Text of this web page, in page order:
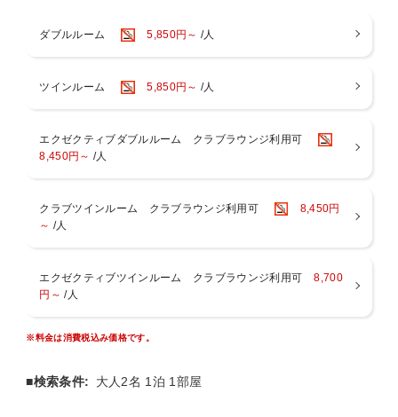
ョ）・コーヒーが飲み放題。
旅の疲れを癒す一杯をご堪能くださいませ。
■ご利用料金：無料
【 特別な空間・ナイトシースループール 】
・2025年3月31日まで 1，000円/1名 (1ドリンク付き)
・2025年4月1日〜2025年6月30日 2，000円/1名 (1ドリンク付き)
※年齢制限：18歳以上のお客様のみのご利用となります。
※19：00〜23：00は刺青・TATTOが入っているお客様もプールをご
那覇空港からゆいレールで約14分「美栄橋駅」下車徒歩約7分！
ダブルルーム 5,850円～ /人
ツインルーム 5,850円～ /人
エクゼクティブダブルルーム クラブラウンジ利用可
8,450円～ /人
クラブツインルーム クラブラウンジ利用可
8,450円
～ /人
エクゼクティブツインルーム クラブラウンジ利用可8,700
円～ /人
※料金は消費税込み価格です。
■検索条件: 大人2名 1泊 1部屋